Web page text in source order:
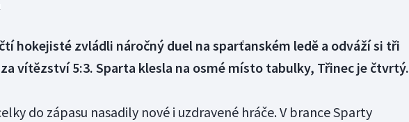
hokejisté zvládli náročný duel na sparťanském ledě a odváží si tři
vítězství 5:3. Sparta klesla na osmé místo tabulky, Třinec je čtvrtý.
do zápasu nasadily nové i uzdravené hráče. V brance Sparty